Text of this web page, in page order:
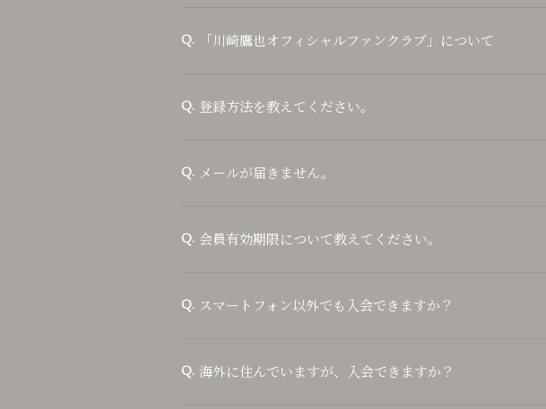
Q. 「川崎鷹也オフィシャルファンクラブ」について
Q. 登録方法を教えてください。
Q. メールが届きません。
Q. 会員有効期限について教えてください。
Q. スマートフォン以外でも入会できますか？
Q. 海外に住んでいますが、入会できますか？